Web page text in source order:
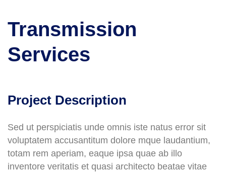
Transmission
Services
Project Description
Sed ut perspiciatis unde omnis iste natus error sit
voluptatem accusantitum dolore mque laudantium,
totam rem aperiam, eaque ipsa quae ab illo
inventore veritatis et quasi architecto beatae vitae